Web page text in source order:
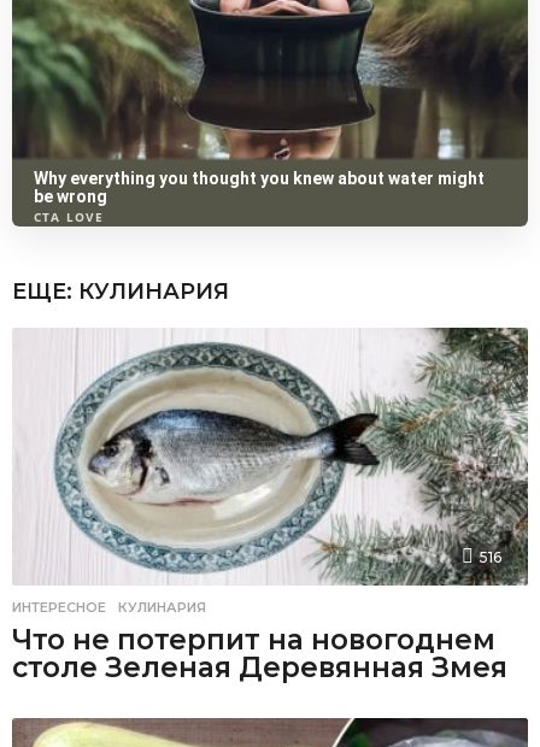
ЕЩЕ: КУЛИНАРИЯ
516
ИНТЕРЕСНОЕ ,КУЛИНАРИЯ
Что не потерпит на новогоднем
столе Зеленая Деревянная Змея